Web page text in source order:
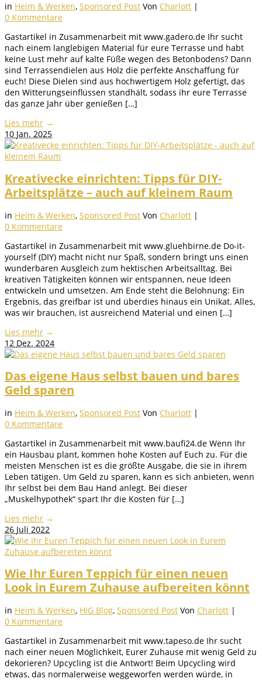
in Heim & Werken, Sponsored Post Von Charlott |
0 Kommentare
Gastartikel in Zusammenarbeit mit www.gadero.de Ihr sucht
nach einem langlebigen Material für eure Terrasse und habt
keine Lust mehr auf kalte Füße wegen des Betonbodens? Dann
sind Terrassendielen aus Holz die perfekte Anschaffung für
euch! Diese Dielen sind aus hochwertigem Holz gefertigt, das
den Witterungseinflüssen standhält, sodass ihr eure Terrasse
das ganze Jahr über genießen […]
Lies mehr →
10 Jan. 2025
Kreativecke einrichten: Tipps für DIY-
Arbeitsplätze – auch auf kleinem Raum
in Heim & Werken, Sponsored Post Von Charlott |
0 Kommentare
Gastartikel in Zusammenarbeit mit www.gluehbirne.de Do-it-
yourself (DIY) macht nicht nur Spaß, sondern bringt uns einen
wunderbaren Ausgleich zum hektischen Arbeitsalltag. Bei
kreativen Tätigkeiten können wir entspannen, neue Ideen
entwickeln und umsetzen. Am Ende steht die Belohnung: Ein
Ergebnis, das greifbar ist und überdies hinaus ein Unikat. Alles,
was wir brauchen, ist ausreichend Material und einen […]
Lies mehr →
12 Dez. 2024
Das eigene Haus selbst bauen und bares
Geld sparen
in Heim & Werken, Sponsored Post Von Charlott |
0 Kommentare
Gastartikel in Zusammenarbeit mit www.baufi24.de Wenn Ihr
ein Hausbau plant, kommen hohe Kosten auf Euch zu. Für die
meisten Menschen ist es die größte Ausgabe, die sie in ihrem
Leben tätigen. Um Geld zu sparen, kann es sich anbieten, wenn
Ihr selbst bei dem Bau Hand anlegt. Bei dieser
„Muskelhypothek“ spart Ihr die Kosten für […]
Lies mehr →
26 Juli 2022
Wie Ihr Euren Teppich für einen neuen
Look in Eurem Zuhause aufbereiten könnt
in Heim & Werken, HiG Blog, Sponsored Post Von Charlott |
0 Kommentare
Gastartikel in Zusammenarbeit mit www.tapeso.de Ihr sucht
nach einer neuen Möglichkeit, Eurer Zuhause mit wenig Geld zu
dekorieren? Upcycling ist die Antwort! Beim Upcycling wird
etwas, das normalerweise weggeworfen werden würde, in